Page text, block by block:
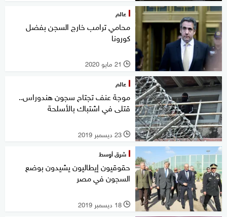
عالم
محامي ترامب خارج السجن بفضل
كورونا
l 21 مايو 2020
عالم
موجة عنف تجتاح سجون هندوراس..
قتلى في اشتباك بالأسلحة
l 23 ديسمبر 2019
شرق أوسط
حقوقيون إيطاليون يشيدون بوضع
السجون في مصر
l 18 ديسمبر 2019